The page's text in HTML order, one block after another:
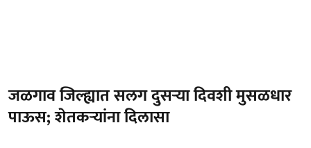
जळगाव जिल्ह्यात सलग दुसऱ्या दिवशी मुसळधार
पाऊस; शेतकऱ्यांना दिलासा